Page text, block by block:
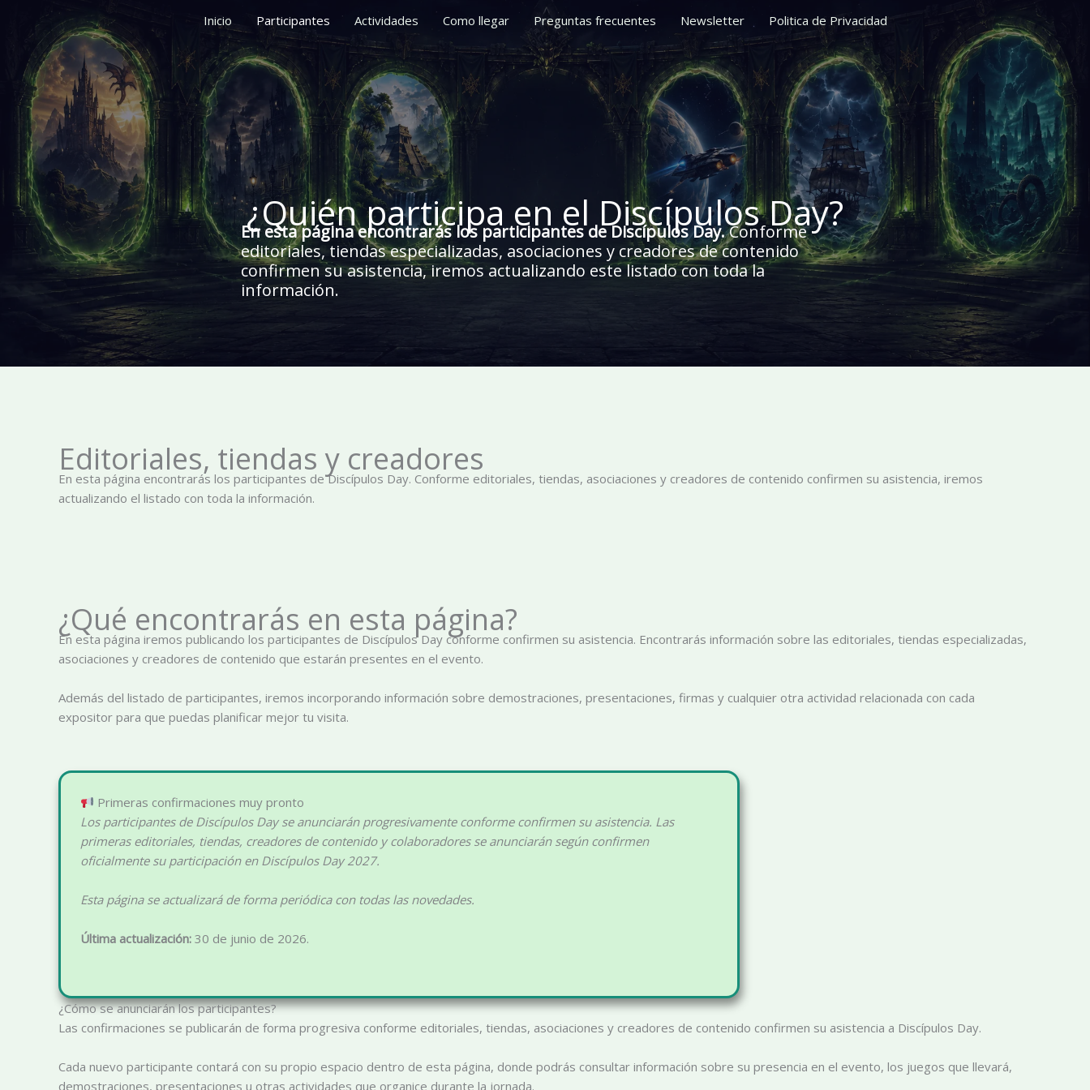
content
Inicio Participantes Actividades Como llegar Preguntas frecuentes Newsletter Politica de Privacidad
¿Quién participa en el Discípulos Day?
En esta página encontrarás los participantes de Discípulos Day.Conforme
editoriales, tiendas especializadas, asociaciones y creadores de contenido
confirmen su asistencia, iremos actualizando este listado con toda la
información.
Editoriales, tiendas y creadores
En esta página encontrarás los participantes de Discípulos Day. Conforme editoriales, tiendas, asociaciones y creadores de contenido confirmen su asistencia, iremos
actualizando el listado con toda la información.
¿Qué encontrarás en esta página?
En esta página iremos publicando los participantes de Discípulos Day conforme confirmen su asistencia. Encontrarás información sobre las editoriales, tiendas especializadas,
asociaciones y creadores de contenido que estarán presentes en el evento.
Además del listado de participantes, iremos incorporando información sobre demostraciones, presentaciones, firmas y cualquier otra actividad relacionada con cada
expositor para que puedas planificar mejor tu visita.
Primeras confirmaciones muy pronto
Los participantes de Discípulos Day se anunciarán progresivamente conforme confirmen su asistencia. Las
primeras editoriales, tiendas, creadores de contenido y colaboradores se anunciarán según confirmen
oficialmente su participación en Discípulos Day 2027.
Esta página se actualizará de forma periódica con todas las novedades.
Última actualización: 30 de junio de 2026.
¿Cómo se anunciarán los participantes?
Las confirmaciones se publicarán de forma progresiva conforme editoriales, tiendas, asociaciones y creadores de contenido confirmen su asistencia a Discípulos Day.
Cada nuevo participante contará con su propio espacio dentro de esta página, donde podrás consultar información sobre su presencia en el evento, los juegos que llevará,
demostraciones, presentaciones u otras actividades que organice durante la jornada.